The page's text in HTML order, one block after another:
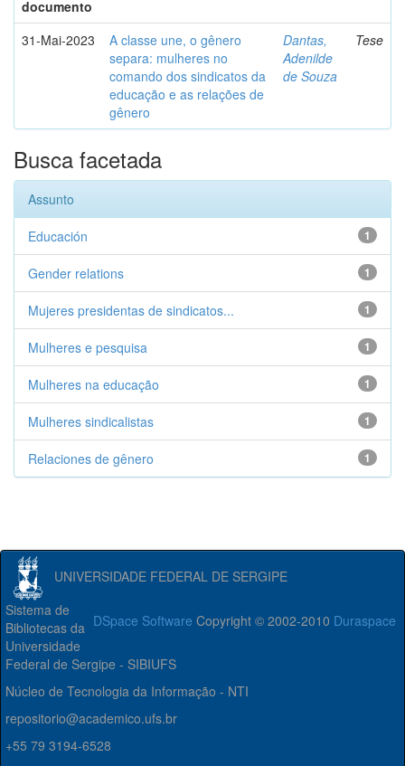
documento
31-Mai-2023
A classe une, o gênero
separa: mulheres no
comando dos sindicatos da
educação e as relações de
gênero
Dantas,
Adenilde
de Souza
Tese
Busca facetada
Assunto
1
Educación
1
Gender relations
1
Mujeres presidentas de sindicatos...
1
Mulheres e pesquisa
1
Mulheres na educação
1
Mulheres sindicalistas
1
Relaciones de gênero
UNIVERSIDADE FEDERAL DE SERGIPE
DSpace Software Copyright © 2002-2010 Duraspace
Sistema de
Bibliotecas da
Universidade
Federal de Sergipe - SIBIUFS
Núcleo de Tecnologia da Informação - NTI
repositorio@academico.ufs.br
+55 79 3194-6528